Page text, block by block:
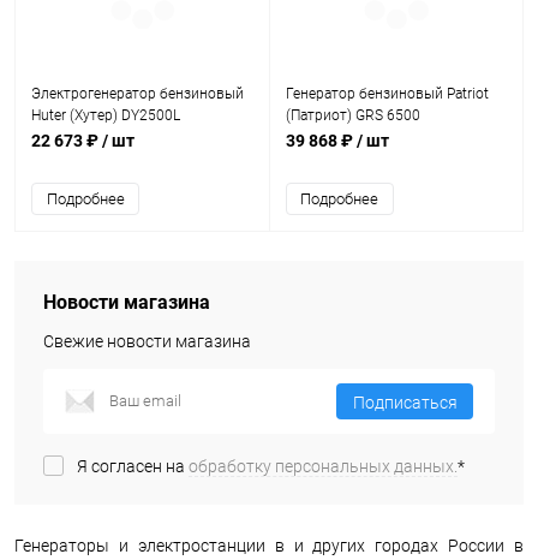
Электрогенератор бензиновый
Huter (Хутер) DY2500L
22 673 ₽/ шт
Подробнее
Генератор бензиновый Patriot
(Патриот) GRS 6500
39 868 ₽/ шт
Подробнее
Новости магазина
Свежие новости магазина
Подписаться
Я согласен на обработку персональных данных.*
Генераторы и электростанции в и других городах России в